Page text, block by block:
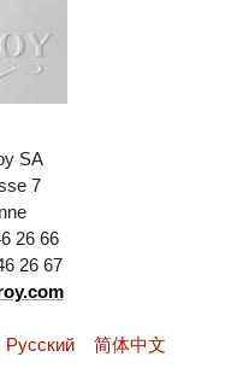
SA
7
26 66
26 67
Pусский 简体中文